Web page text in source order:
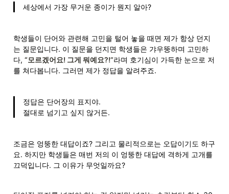
세상에서 가장 무거운 종이가 뭔지 알아?
학생들이 단어와 관련해 고민을 털어 놓을 때면 제가 항상 던지
는 질문입니다. 이 질문을 던지면 학생들은 갸우뚱하며 고민하
다, “모르겠어요! 그게 뭐예요?!”라며 호기심이 가득한 눈으로 저
를 쳐다봅니다. 그러면 제가 정답을 알려주죠.
정답은 단어장의 표지야.
절대로 넘기고 싶지 않거든.
조금은 엉뚱한 대답이죠? 그리고 물리적으로는 오답이기도 하구
요. 하지만 학생들은 매번 저의 이 엉뚱한 대답에 격하게 고개를
끄덕입니다. 그 이유가 무엇일까요?